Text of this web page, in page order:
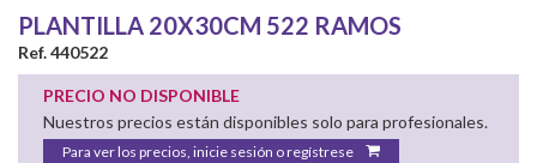
PLANTILLA 20X30CM 522 RAMOS
Ref. 440522
PRECIO NO DISPONIBLE
Nuestros precios están disponibles solo para profesionales.
Para ver los precios, inicie sesión o regístrese